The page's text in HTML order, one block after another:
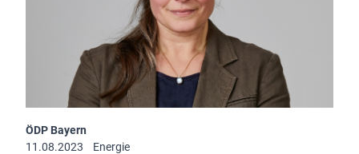
ÖDP Bayern
11.08.2023
Energie